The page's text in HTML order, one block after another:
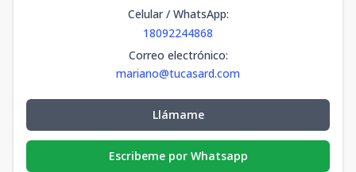
Celular / WhatsApp:
18092244868
Correo electrónico:
mariano@tucasard.com
Llámame
Escribeme por Whatsapp